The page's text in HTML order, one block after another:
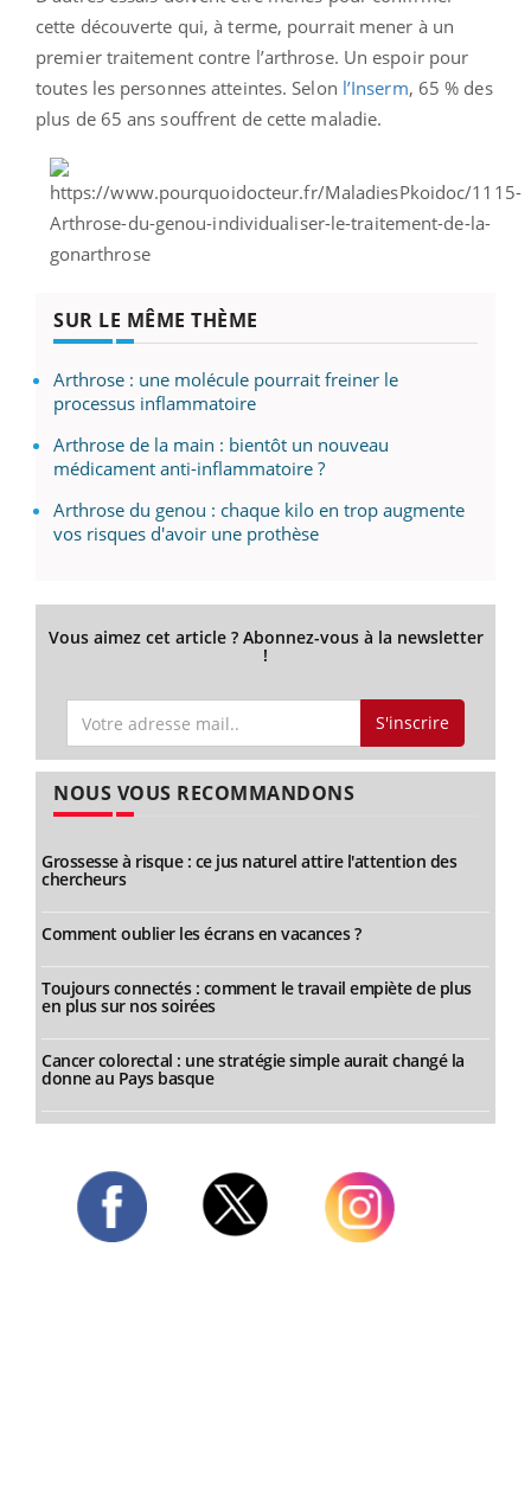
cette découverte qui, à terme, pourrait mener à un
premier traitement contre l’arthrose. Un espoir pour
toutes les personnes atteintes. Selon l’Inserm, 65 % des
plus de 65 ans souffrent de cette maladie.
SUR LE MÊME THÈME
Arthrose : une molécule pourrait freiner le
processus inflammatoire
Arthrose de la main : bientôt un nouveau
médicament anti-inflammatoire ?
Arthrose du genou : chaque kilo en trop augmente
vos risques d'avoir une prothèse
Vous aimez cet article ? Abonnez-vous à la newsletter
!
S'inscrire
NOUS VOUS RECOMMANDONS
Grossesse à risque : ce jus naturel attire l'attention des
chercheurs
Comment oublier les écrans en vacances ?
Toujours connectés : comment le travail empiète de plus
en plus sur nos soirées
Cancer colorectal : une stratégie simple aurait changé la
donne au Pays basque